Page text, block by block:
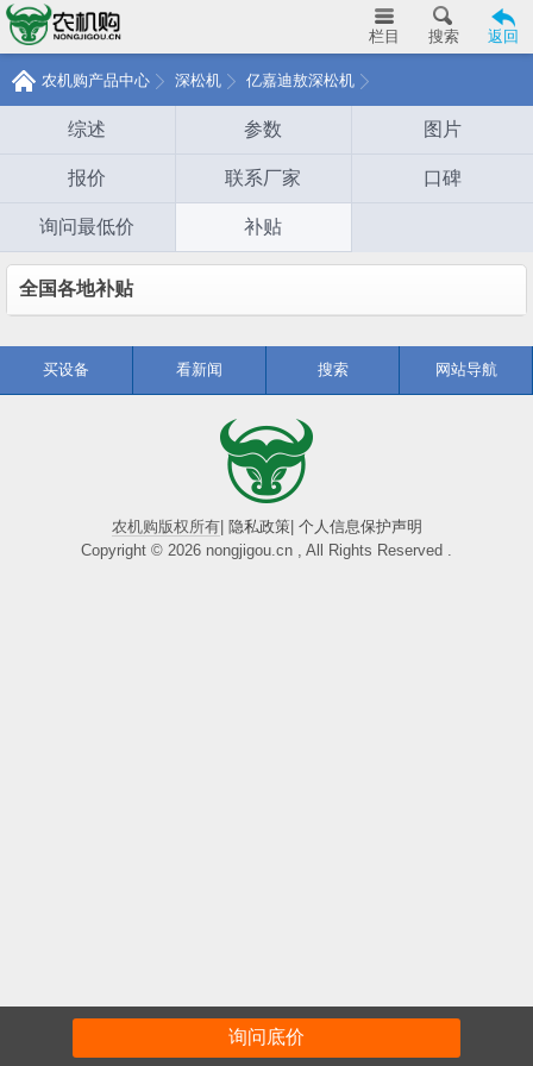
返回
搜索
栏目
农机购产品中心 深松机 亿嘉迪敖深松机
综述 参数 图片
报价 联系厂家 口碑
询问最低价 补贴
全国各地补贴
询问底价
买设备 看新闻 搜索 网站导航
农机购版权所有| 隐私政策| 个人信息保护声明
Copyright © 2026 nongjigou.cn , All Rights Reserved .